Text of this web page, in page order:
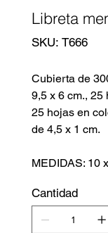
Libreta
SKU: SKU
T666
T666
Cubierta de
9,5 x 6 cm., 25
25 hojas en
de 4,5 x 1 cm.
MEDIDAS: 10
Cantidad